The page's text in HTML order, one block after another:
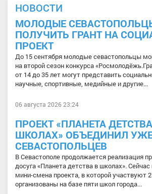
НОВОСТИ
МОЛОДЫЕ
ПОЛУЧИТЬ ГРАНТ НА
ПРОЕКТ
До 15 сентября молодые севастопольцы
на второй сезон конкурса
от 14 до 35 лет могут представить
научные, спортивные, медийные и другие...
06 августа 2026 23:24
ПРОЕКТ «ПЛАНЕТА
ШКОЛАХ» ОБЪЕДИНИЛ
СЕВАСТОПОЛЬЦЕВ
В Севастополе продолжается реализация
досуга «Планета детства в школах».
мини-смена проекта, в которой участвуют
организованы на базе пяти школ города...